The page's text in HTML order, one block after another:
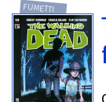
FUMETTI